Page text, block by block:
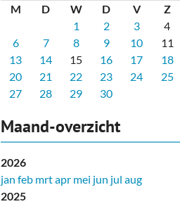
M
D W D V Z
1
2 3 4
6
7 8 9 10 11
13
14 15 16 17 18
20
21 22 23 24 25
27
28 29 30
Maand-overzicht
2026
jan feb mrtapr mei jun jul aug
2025